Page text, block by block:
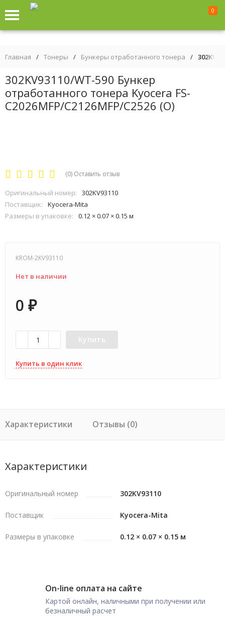
0
Главная / Тонеры / Бункеры отработанного тонера /
302KV93110/WT-590 Бункер
отработанного тонера Kyocera FS-
C2026MFP/C2126MFP/C2526 (O)
(0) Оставить отзыв
Оригинальный номер:
302KV93110
Поставщик:
Kyocera-Mita
Размеры в упаковке:
0.12 × 0.07 × 0.15 м
KROM-2KV93110
Нет в наличии
0 ₽
Купить
Купить в один клик
Характеристики Отзывы (0)
Характеристики
Оригинальный номер 302KV93110
Поставщик Kyocera-Mita
Размеры в упаковке 0.12 × 0.07 × 0.15 м
On-line оплата на сайте
Картой онлайн, наличными при получении или
безналичный расчет